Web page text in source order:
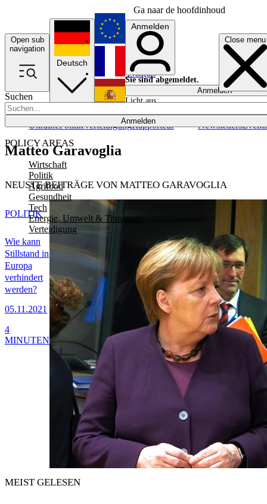
Ga naar de hoofdinhoud
Open sub
navigation
Close menu
Suchen
Anmelden
POLICY AREAS
Wirtschaft
Politik
Agrifood
Gesundheit
Tech
Energie, Umwelt & Transport
Verteidigung
UkrainePolitikVerteidigungRapporteur NewslettersEvents
Deutsch
English
Français
Anmelden
Sie sind abgemeldet.
Anmelden
Licht aus
Matteo Garavoglia
NEUSTE BEITRÄGE VON MATTEO GARAVOGLIA
Wie kann
Stillstand in
Europa
verhindert
werden?
05.11.2021
POLITIK
4
MINUTEN
MEIST GELESEN